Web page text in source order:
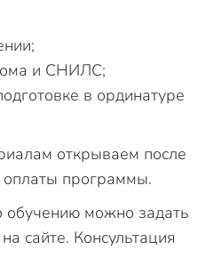
и СНИЛС;
в ординатуре
открываем после
программы.
можно задать
сайте. Консультация